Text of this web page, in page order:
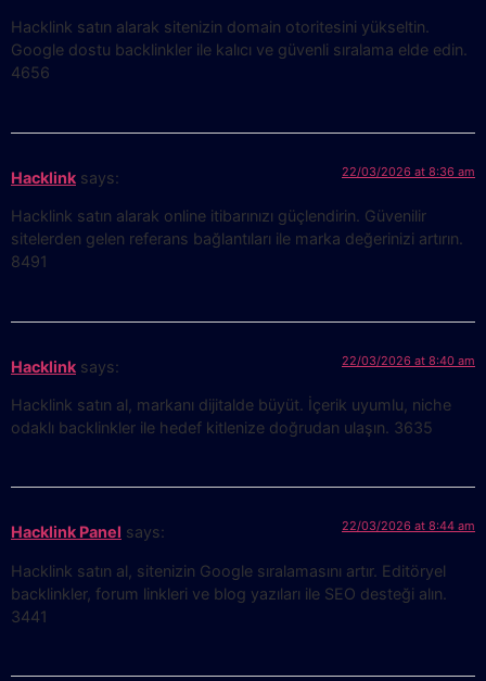
Hacklink satın alarak sitenizin domain otoritesini yükseltin.
Google dostu backlinkler ile kalıcı ve güvenli sıralama elde edin.
4656
Hacklink says: 22/03/2026 at 8:36 am
Hacklink satın alarak online itibarınızı güçlendirin. Güvenilir
sitelerden gelen referans bağlantıları ile marka değerinizi artırın.
8491
Hacklink says: 22/03/2026 at 8:40 am
Hacklink satın al, markanı dijitalde büyüt. İçerik uyumlu, niche
odaklı backlinkler ile hedef kitlenize doğrudan ulaşın. 3635
Hacklink Panel says: 22/03/2026 at 8:44 am
Hacklink satın al, sitenizin Google sıralamasını artır. Editöryel
backlinkler, forum linkleri ve blog yazıları ile SEO desteği alın.
3441